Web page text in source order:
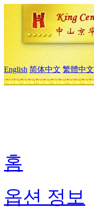
English 简体中文 繁體中文
홈
옵션 정보